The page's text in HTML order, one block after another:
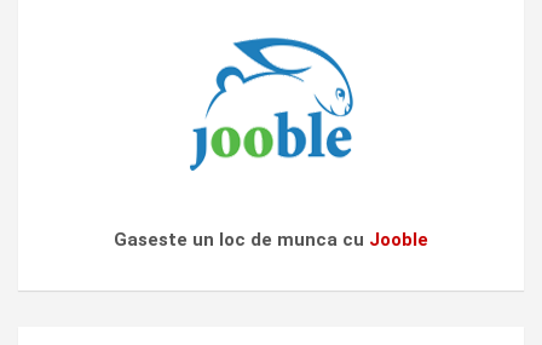
Gaseste un loc de munca cu Jooble